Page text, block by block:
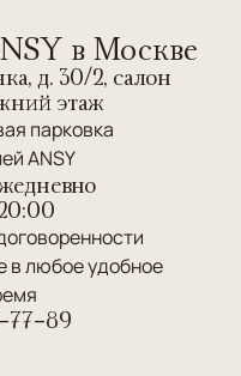
в Москве
д. 30/2, салон
этаж
парковка
ANSY
в любое удобное
77-89